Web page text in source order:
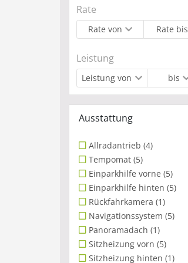
Rate
Rate von Rate bis
Leistung
Leistung von bis
Ausstattung
Allradantrieb (4)
Tempomat (5)
Einparkhilfe vorne (5)
Einparkhilfe hinten (5)
Rückfahrkamera (1)
Navigationssystem (5)
Panoramadach (1)
Sitzheizung vorn (5)
Sitzheizung hinten (1)